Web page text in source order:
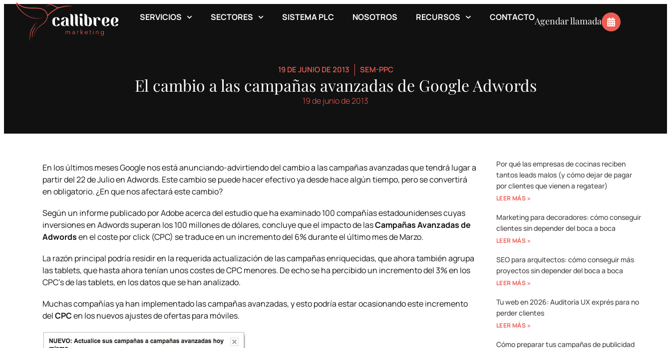
SERVICIOS SECTORES SISTEMA PLC NOSOTROS RECURSOS CONTACTOAgendar llamada
19 DE JUNIO DE 2013 SEM-PPC
El cambio a las campañas avanzadas de Google Adwords
19 de junio de 2013
En los últimos meses Google nos está anunciando-advirtiendo del cambio a las campañas avanzadas que tendrá lugar a
partir del 22 de Julio en Adwords. Este cambio se puede hacer efectivo ya desde hace algún tiempo, pero se convertirá
en obligatorio. ¿En que nos afectará este cambio?
Según un informe publicado por Adobe acerca del estudio que ha examinado 100 compañías estadounidenses cuyas
inversiones en Adwords superan los 100 millones de dólares, concluye que el impacto de lasCampañas Avanzadas de
Adwordsen el coste por click (CPC) se traduce en un incremento del 6% durante el último mes de Marzo.
La razón principal podría residir en la requerida actualización de las campañas enriquecidas, que ahora también agrupa
las tablets, que hasta ahora tenían unos costes de CPC menores. De echo se ha percibido un incremento del 3% en los
CPC’s de las tablets, en los datos que se han analizado.
Muchas compañías ya han implementado las campañas avanzadas, y esto podría estar ocasionando este incremento
delCPCen los nuevos ajustes de ofertas para móviles.
Por qué las empresas de cocinas reciben
tantos leads malos (y cómo dejar de pagar
por clientes que vienen a regatear)
LEER MÁS »
Marketing para decoradores: cómo conseguir
clientes sin depender del boca a boca
LEER MÁS »
SEO para arquitectos: cómo conseguir más
proyectos sin depender del boca a boca
LEER MÁS »
Tu web en 2026: Auditoría UX exprés para no
perder clientes
LEER MÁS »
Cómo preparar tus campañas de publicidad